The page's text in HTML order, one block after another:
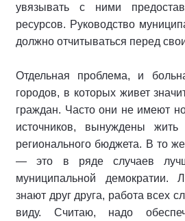
увязывать с ними
ресурсов. Руководство
должно отчитываться перед
Отдельная проблема, и
городов, в которых живет
граждан. Часто они не имеют
источников, вынуждены
регионального бюджета. В то
— это в ряде случаев
муниципальной демократии.
знают друг друга, работа всех
виду. Считаю, надо